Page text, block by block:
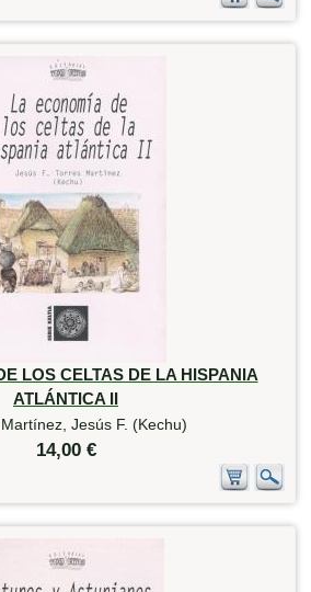
LOS CELTAS DE LA HISPANIA
ATLÁNTICA II
Jesús F. (Kechu)
14,00 €